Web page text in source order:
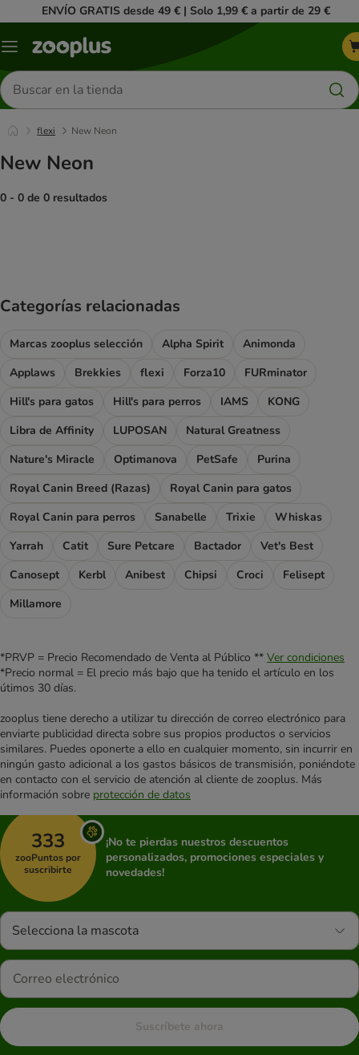
ENVÍO GRATIS desde 49 € | Solo 1,99 € a partir de 29 €
Menú
Buscar
productos
flexi New Neon
New Neon
0 - 0 de 0 resultados
Categorías relacionadas
Marcas zooplus selección Alpha Spirit
Animonda
Applaws
Brekkies flexi Forza10
FURminator
Hill's para gatos
Hill's para perros IAMS
KONG
Libra de Affinity
LUPOSAN
Natural Greatness
Nature's Miracle
Optimanova PetSafe
Purina
Royal Canin Breed (Razas)
Royal Canin para gatos
Royal Canin para perros
Sanabelle Trixie
Whiskas
Yarrah
Catit Sure Petcare Bactador
Vet's Best
Canosept
Kerbl Anibest Chipsi Croci
Felisept
Millamore
*PRVP = Precio Recomendado de Venta al Público ** Ver condiciones
*Precio normal = El precio más bajo que ha tenido el artículo en los
útimos 30 días.
zooplus tiene derecho a utilizar tu dirección de correo electrónico para
enviarte publicidad directa sobre sus propios productos o servicios
similares. Puedes oponerte a ello en cualquier momento, sin incurrir en
ningún gasto adicional a los gastos básicos de transmisión, poniéndote
en contacto con el servicio de atención al cliente de zooplus. Más
información sobre protección de datos
333
zooPuntos por
suscribirte
¡No te pierdas nuestros descuentos
personalizados, promociones especiales y
novedades!
Selecciona la mascota
Suscríbete ahora